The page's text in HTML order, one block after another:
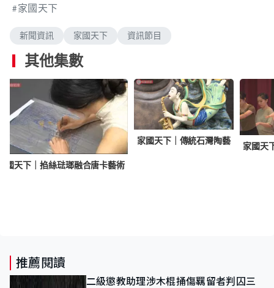
t
e
.
7
%
家國天下
新聞資訊 家國天下 資訊節目
其他集數
國天下｜掐絲琺瑯融合唐卡藝術
家國天下｜傳統石灣陶藝 家國天
推薦閱讀
二級懲教助理涉木棍捅傷羈留者判囚三